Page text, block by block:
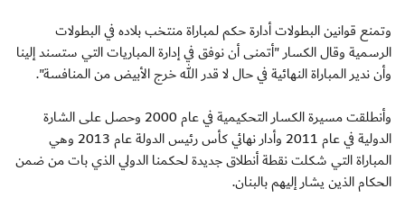
وتمنع قوانين البطولات أدارة حكم لمباراة منتخب بلاده في البطولات
الرسمية وقال الكسار "أتمنى أن نوفق في إدارة المباريات التي ستسند إلينا
وأن ندير المباراة النهائية في حال لا قدر الله خرج الأبيض من المنافسة".
وأنطلقت مسيرة الكسار التحكيمية في عام 2000 وحصل على الشارة
الدولية في عام 2011 وأدار نهائي كأس رئيس الدولة عام 2013 وهي
المباراة التي شكلت نقطة أنطلاق جديدة لحكمنا الدولي الذي بات من ضمن
الحكام الذين يشار إليهم بالبنان.